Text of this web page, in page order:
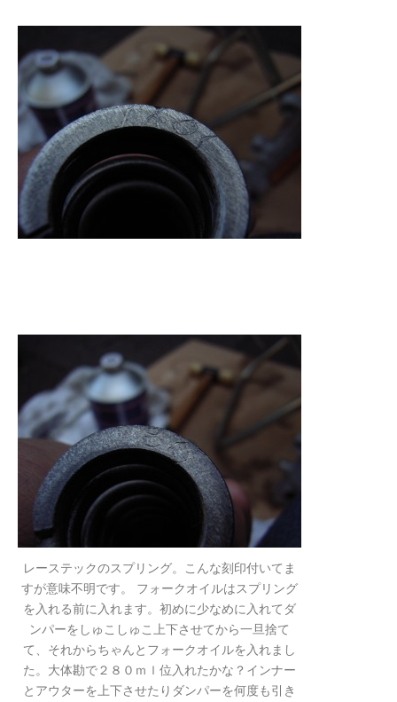
レーステックのスプリング。こんな刻印付いてま
すが意味不明です。 フォークオイルはスプリング
を入れる前に入れます。初めに少なめに入れてダ
ンパーをしゅこしゅこ上下させてから一旦捨て
て、それからちゃんとフォークオイルを入れまし
た。大体勘で２８０ｍｌ位入れたかな？インナー
とアウターを上下させたりダンパーを何度も引き